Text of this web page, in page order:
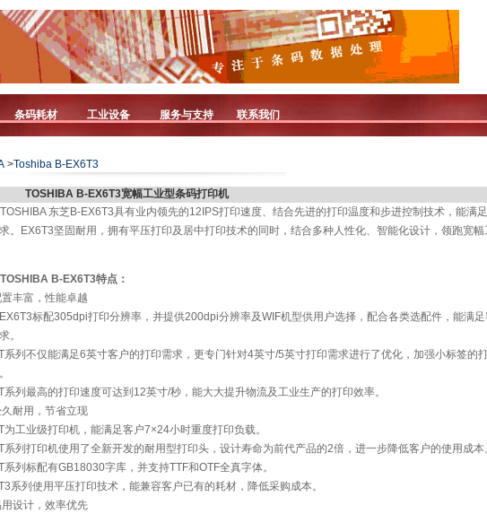
条码耗材 工业设备 服务与支持 联系我们
>Toshiba B-EX6T3
TOSHIBA B-EX6T3宽幅工业型条码打印机
TOSHIBA 东芝B-EX6T3具有业内领先的12IPS打印速度、结合先进的打印温度和步进控制技术，能满
。EX6T3坚固耐用，拥有平压打印及居中打印技术的同时，结合多种人性化、智能化设计，领跑宽
TOSHIBA B-EX6T3特点：
丰富，性能卓越
标配305dpi打印分辨率，并提供200dpi分辨率及WIF机型供用户选择，配合各类选配件，能满
。
系列不仅能满足6英寸客户的打印需求，更专门针对4英寸/5英寸打印需求进行了优化，加强小标签的
系列最高的打印速度可达到12英寸/秒，能大大提升物流及工业生产的打印效率。
耐用，节省立现
为工业级打印机，能满足客户7×24小时重度打印负载。
系列打印机使用了全新开发的耐用型打印头，设计寿命为前代产品的2倍，进一步降低客户的使用成本
系列标配有GB18030字库，并支持TTF和OTF全真字体。
系列使用平压打印技术，能兼容客户已有的耗材，降低采购成本。
设计，效率优先